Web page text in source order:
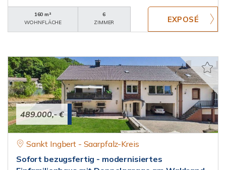
160 m²
WOHNFLÄCHE
6
ZIMMER
489.000,- €
Sankt Ingbert - Saarpfalz-Kreis
Sofort bezugsfertig - modernisiertes